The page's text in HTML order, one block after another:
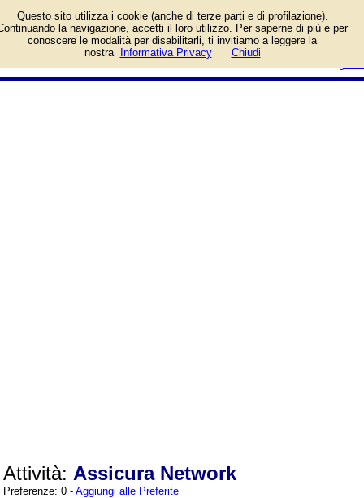
categorie di consumatori, dalla
persona fisica, ai professionisti,
alle aziende. Assicura Network
Attività: Assicura Network
Preferenze: 0 - Aggiungi alle Preferite
Questo sito utilizza i cookie (anche di terze parti e di profilazione).
la navigazione, accetti il loro utilizzo. Per saperne di più e per
conoscere le modalità per disabilitarli, ti invitiamo a leggere la
nostra
Informativa Privacy Chiudi